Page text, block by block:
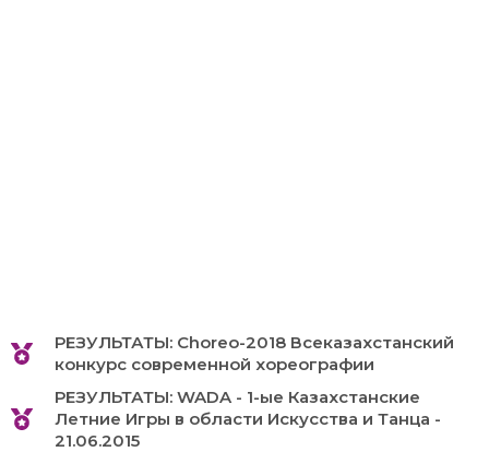
РЕЗУЛЬТАТЫ: Choreo-2018 Всеказахстанский
конкурс современной хореографии
РЕЗУЛЬТАТЫ: WADA - 1-ые Казахстанские
Летние Игры в области Искусства и Танца -
21.06.2015